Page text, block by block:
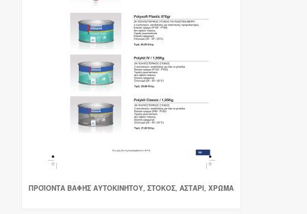
ΠΡΟΪΌΝΤΑ ΒΑΦΉΣ ΑΥΤΟΚΙΝΉΤΟΥ, ΣΤΌΚΟΣ, ΑΣΤΆΡΙ, ΧΡΏΜΑ